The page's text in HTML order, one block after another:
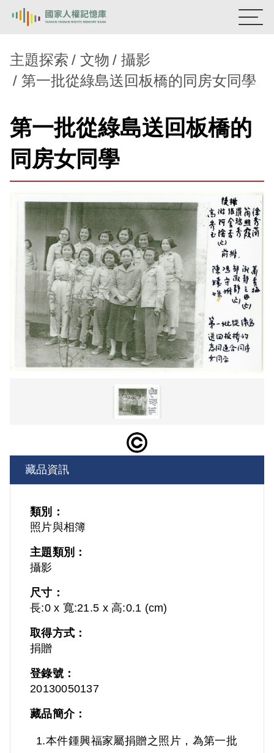
熱門關鍵字：陳孟和 李舜治 鹿窟事件
安康接待室
主題探索
背景知識
意見信箱
主題探索 文物
攝影
第一批從綠島送回板橋的同房女同學
第一批從綠島送回板橋的
同房女同學
藏品資訊
類別：
照片與相簿
主題類別：
攝影
尺寸：
長:0 x 寬:21.5 x 高:0.1 (cm)
取得方式：
捐贈
登錄號：
20130050137
藏品簡介：
1.本件鍾興福家屬捐贈之照片，為第一批